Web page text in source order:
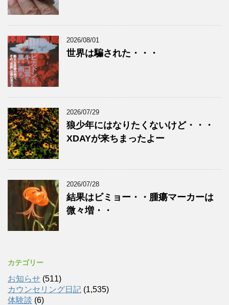
2026/08/01
世界は騙された・・・
2026/07/29
狼少年にはなりたくないけど・・・
XDAYが来ちまったよー
2026/07/28
結果はビミョー・・腫瘍マーカーは
微々増・・
カテゴリー
お知らせ (511)
カウンセリング日記 (1,535)
体験談 (6)